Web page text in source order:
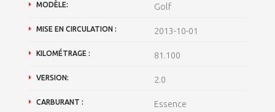
MODÈLE: Golf
MISE EN CIRCULATION : 2013-10-01
KILOMÉTRAGE : 81.100
VERSION: 2.0
CARBURANT : Essence